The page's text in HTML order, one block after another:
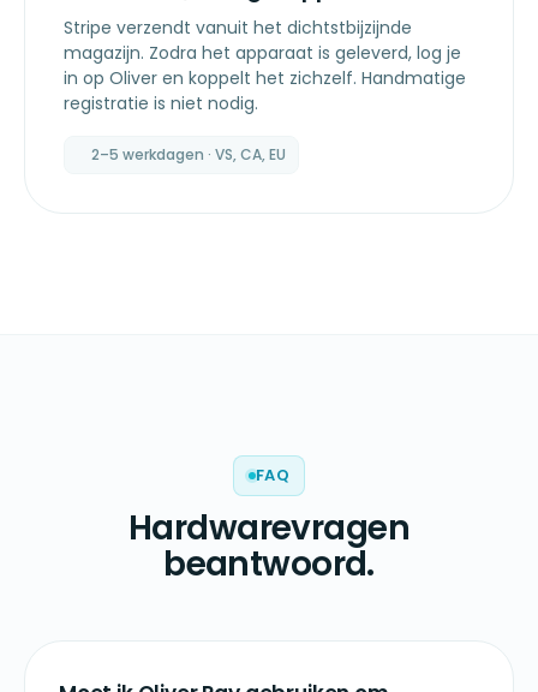
Stripe verzendt vanuit het dichtstbijzijnde
magazijn. Zodra het apparaat is geleverd, log je
in op Oliver en koppelt het zichzelf. Handmatige
registratie is niet nodig.
2–5 werkdagen · VS, CA, EU
FAQ
Hardwarevragen
beantwoord.